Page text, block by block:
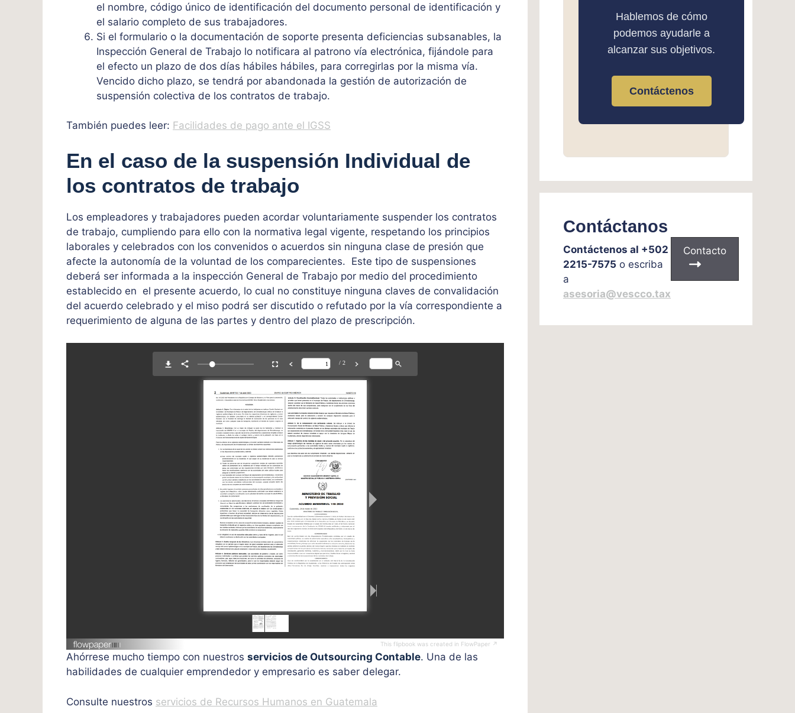
el nombre, código único de identificación del documento personal de identificación y
el salario completo de sus trabajadores.
Si el formulario o la documentación de soporte presenta deficiencias subsanables, la
Inspección General de Trabajo lo notificara al patrono vía electrónica, fijándole para
el efecto un plazo de dos días hábiles hábiles, para corregirlas por la misma vía.
Vencido dicho plazo, se tendrá por abandonada la gestión de autorización de
suspensión colectiva de los contratos de trabajo.
También puedes leer: Facilidades de pago ante el IGSS
En el caso de la suspensión Individual de
los contratos de trabajo
Los empleadores y trabajadores pueden acordar voluntariamente suspender los contratos
de trabajo, cumpliendo para ello con la normativa legal vigente, respetando los principios
laborales y celebrados con los convenidos o acuerdos sin ninguna clase de presión que
afecte la autonomía de la voluntad de los comparecientes. Este tipo de suspensiones
deberá ser informada a la inspección General de Trabajo por medio del procedimiento
establecido en el presente acuerdo, lo cual no constituye ninguna claves de convalidación
del acuerdo celebrado y el miso podrá ser discutido o refutado por la vía correspondiente a
requerimiento de alguna de las partes y dentro del plazo de prescripción.
This flipbook was created in FlowPaper ↗
Ahórrese mucho tiempo con nuestros servicios de Outsourcing Contable. Una de las
habilidades de cualquier emprendedor y empresario es saber delegar.
Consulte nuestros servicios de Recursos Humanos en Guatemala
Hablemos de cómo
podemos ayudarle a
alcanzar sus objetivos.
Contáctenos
Contáctanos
Contáctenos al +502
2215-7575 o escriba
a
asesoria@vescco.tax
Contacto